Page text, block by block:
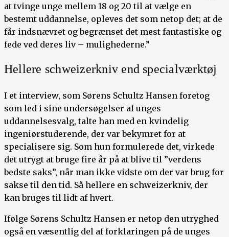
at tvinge unge mellem 18 og 20 til at vælge en
bestemt uddannelse, opleves det som netop det; at de
får indsnævret og begrænset det mest fantastiske og
fede ved deres liv – mulighederne.”
Hellere schweizerkniv end specialværktøj
I et interview, som Sørens Schultz Hansen foretog
som led i sine undersøgelser af unges
uddannelsesvalg, talte han med en kvindelig
ingeniørstuderende, der var bekymret for at
specialisere sig. Som hun formulerede det, virkede
det utrygt at bruge fire år på at blive til ”verdens
bedste saks”, når man ikke vidste om der var brug for
sakse til den tid. Så hellere en schweizerkniv, der
kan bruges til lidt af hvert.
Ifølge Sørens Schultz Hansen er netop den utryghed
også en væsentlig del af forklaringen på de unges